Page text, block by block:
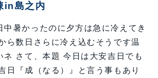
in島之内
中暑かったのに夕方は急に冷えてき
ら数日さらに冷え込むそうです温
ネ さて、本題 今日は大安吉日でも
日『成（なる）』と言う事もあり